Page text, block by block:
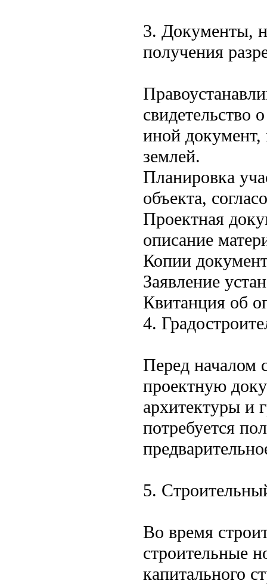
3. Документы,
получения
свидетельство
иной
землей.
Планировка
объекта,
Проектная
описание
Копии
Заявление
Квитанция об
4.
Перед началом
проектную
архитектуры и
потребуется
5.
Во время
строительные
капитального